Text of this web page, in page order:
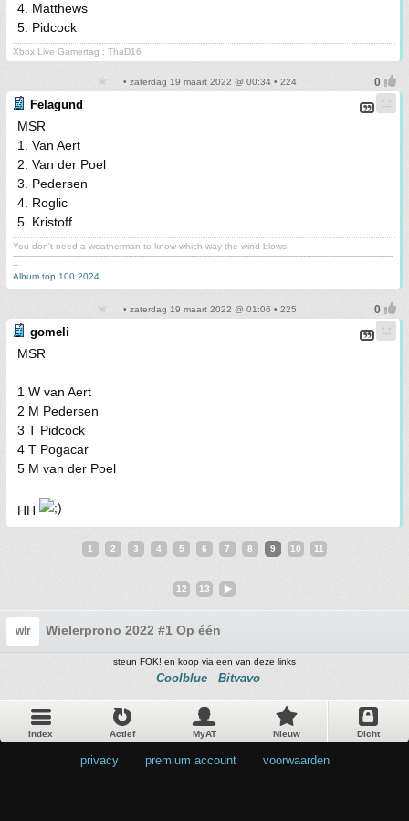
4. Matthews
5. Pidcock
Xbox Live Gamertag : ThaD16
• zaterdag 19 maart 2022 @ 00:34 • 224
Felagund
MSR
1. Van Aert
2. Van der Poel
3. Pedersen
4. Roglic
5. Kristoff
You don't need a weatherman to know which way the wind blows.
-------------------------------------------------------------------------------------------------------------------------------------------
--
Album top 100 2024
• zaterdag 19 maart 2022 @ 01:06 • 225
gomeli
MSR
1 W van Aert
2 M Pedersen
3 T Pidcock
4 T Pogacar
5 M van der Poel
HH
1 2 3 4 5 6 7 8 9 10 11
12 13
wlr Wielerprono 2022 #1 Op één
steun FOK! en koop via een van deze links
Coolblue Bitvavo
Index Actief MyAT Nieuw Dicht
privacy premium account voorwaarden